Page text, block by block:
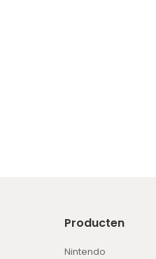
Producten
Nintendo